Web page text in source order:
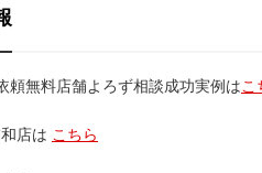
頼無料店舗よろず相談成功実例はこ
店は こちら